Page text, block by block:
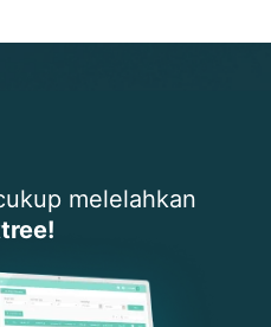
melelahkan